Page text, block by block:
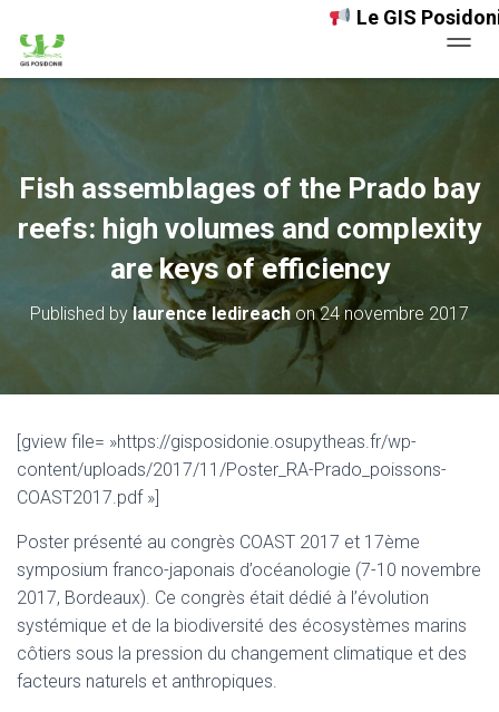
Le GIS Posidonie
Fish assemblages of the Prado bay
reefs: high volumes and complexity
are keys of efficiency
Published bylaurence ledireachon24 novembre 2017
[gview file= »https://gisposidonie.osupytheas.fr/wp-
content/uploads/2017/11/Poster_RA-Prado_poissons-
COAST2017.pdf »]
Poster présenté au congrès COAST 2017 et 17ème
symposium franco-japonais d’océanologie (7-10 novembre
2017, Bordeaux). Ce congrès était dédié à l’évolution
systémique et de la biodiversité des écosystèmes marins
côtiers sous la pression du changement climatique et des
facteurs naturels et anthropiques.